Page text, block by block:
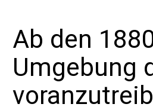
Ab den
Umgebung